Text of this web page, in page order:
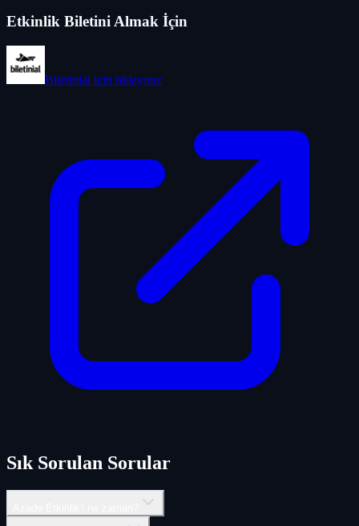
Etkinlik Biletini Almak İçin
Biletinial için tıklayınız
Sık Sorulan Sorular